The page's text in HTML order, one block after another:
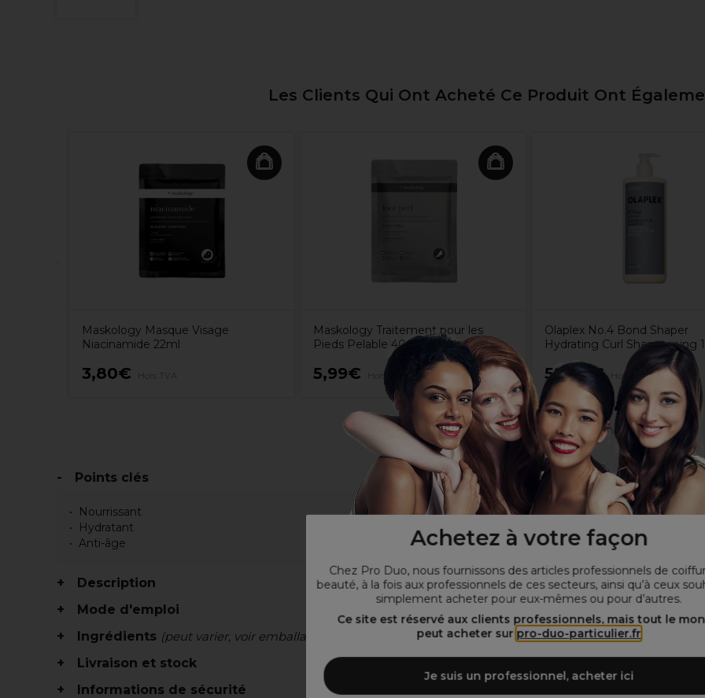
Achetez à votre façon
Chez Pro Duo, nous fournissons des articles professionnels de
beauté, à la fois aux professionnels de ces secteurs, ainsi qu’à ceux
simplement acheter pour eux-mêmes ou pour d’autres.
Ce site est réservé aux clients professionnels, mais tout le
peut acheter sur pro-duo-particulier.fr
Je suis un professionnel, acheter ici
Les Clients Qui Ont Acheté Ce Produit Ont
Maskology Masque Visage
Niacinamide 22ml
3,80€
Maskology Traitement pour les
Pieds Pelable 40ml
5,99€
Olaplex No.4 Bond Shaper
Hydrating Curl Shampooing
52,80€ Hors TVA
Points clés
Nourrissant
Hydratant
Anti-âge
Description
Mode d'emploi
Ingrédients (peut varier, voir emballage)
Livraison et stock
Informations de sécurité